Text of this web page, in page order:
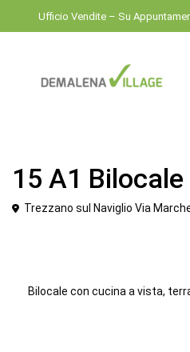
Ufficio Vendite – Su
15 A1 Bilocale
Trezzano sul Naviglio Via
Bilocale con cucina a vista,